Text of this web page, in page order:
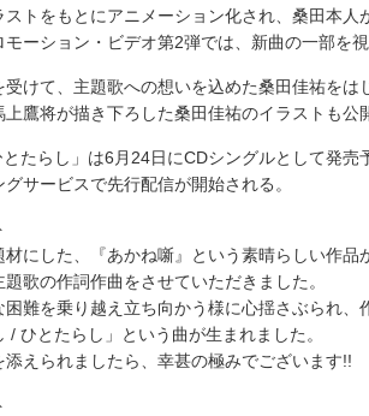
トをもとにアニメーション化され、桑田本人
ーション・ビデオ第2弾では、新曲の一部を視
けて、主題歌への想いを込めた桑田佳祐をは
鷹将が描き下ろした桑田佳祐のイラストも公
たらし」は6月24日にCDシングルとして発売
サービスで先行配信が開始される。
にした、『あかね噺』という素晴らしい作品
歌の作詞作曲をさせていただきました。
難を乗り越え立ち向かう様に心揺さぶられ、
/ ひとたらし」という曲が生まれました。
えられましたら、幸甚の極みでございます!!